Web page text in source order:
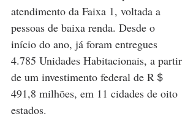
atendimento da Faixa 1, voltada a
pessoas de baixa renda. Desde o
início do ano, já foram entregues
4.785 Unidades Habitacionais, a partir
de um investimento federal de R＄
491,8 milhões, em 11 cidades de oito
estados.